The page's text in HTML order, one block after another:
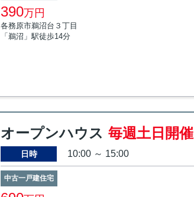
390万円
各務原市鵜沼台３丁目
「鵜沼」駅徒歩14分
オープンハウス 毎週土日開催
日時 10:00 ～ 15:00
中古一戸建住宅